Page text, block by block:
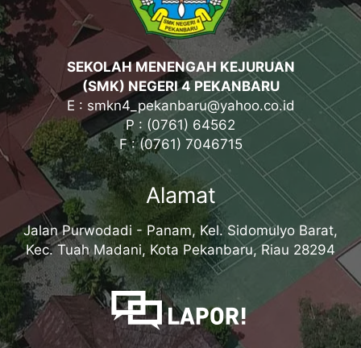
SEKOLAH MENENGAH KEJURUAN
(SMK) NEGERI 4 PEKANBARU
E : smkn4_pekanbaru@yahoo.co.id
P : (0761) 64562
F : (0761) 7046715
Alamat
Jalan Purwodadi - Panam, Kel. Sidomulyo Barat,
Kec. Tuah Madani, Kota Pekanbaru, Riau 28294